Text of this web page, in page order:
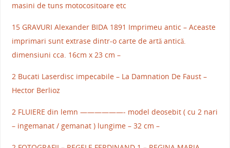
masini de tuns motocositoare etc
15 GRAVURI Alexander BIDA 1891 Imprimeu antic – Aceaste
imprimari sunt extrase dintr-o carte de artă antică.
dimensiuni cca. 16cm x 23 cm –
2 Bucati Laserdisc impecabile – La Damnation De Faust –
Hector Berlioz
2 FLUIERE din lemn ——————- model deosebit ( cu 2 nari
– ingemanat / gemanat ) lungime – 32 cm –